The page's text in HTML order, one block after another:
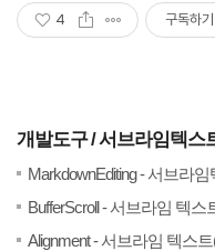
4 구독하기
개발도구 서브라임텍스
MarkdownEditing - 서브라
BufferScroll - 서브라임 텍스
Alignment - 서브라임 텍스